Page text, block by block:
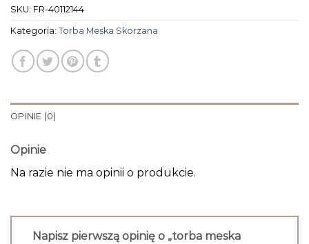
SKU: FR-40112144
Kategoria: Torba Meska Skorzana
OPINIE (0)
Opinie
Na razie nie ma opinii o produkcie.
Napisz pierwszą opinię o „torba meska